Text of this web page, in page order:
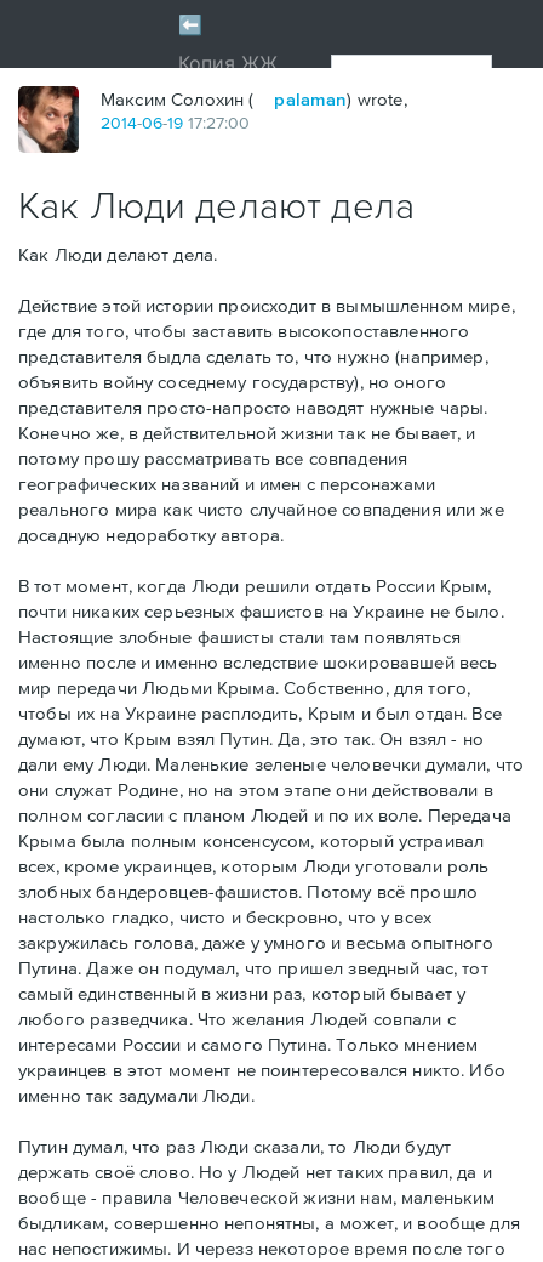
Максим Солохин ( palaman) wrote,
2014-06-19 17:27:00
Как Люди делают дела
Как Люди делают дела.
Действие этой истории происходит в вымышленном мире,
где для того, чтобы заставить высокопоставленного
представителя быдла сделать то, что нужно (например,
объявить войну соседнему государству), но оного
представителя просто-напросто наводят нужные чары.
Конечно же, в действительной жизни так не бывает, и
потому прошу рассматривать все совпадения
географических названий и имен с персонажами
реального мира как чисто случайное совпадения или же
досадную недоработку автора.
В тот момент, когда Люди решили отдать России Крым,
почти никаких серьезных фашистов на Украине не было.
Настоящие злобные фашисты стали там появляться
именно после и именно вследствие шокировавшей весь
мир передачи Людьми Крыма. Собственно, для того,
чтобы их на Украине расплодить, Крым и был отдан. Все
думают, что Крым взял Путин. Да, это так. Он взял - но
дали ему Люди. Маленькие зеленые человечки думали, что
они служат Родине, но на этом этапе они действовали в
полном согласии с планом Людей и по их воле. Передача
Крыма была полным консенсусом, который устраивал
всех, кроме украинцев, которым Люди уготовали роль
злобных бандеровцев-фашистов. Потому всё прошло
настолько гладко, чисто и бескровно, что у всех
закружилась голова, даже у умного и весьма опытного
Путина. Даже он подумал, что пришел зведный час, тот
самый единственный в жизни раз, который бывает у
любого разведчика. Что желания Людей совпали с
интересами России и самого Путина. Только мнением
украинцев в этот момент не поинтересовался никто. Ибо
именно так задумали Люди.
Путин думал, что раз Люди сказали, то Люди будут
держать своё слово. Но у Людей нет таких правил, да и
вообще - правила Человеческой жизни нам, маленьким
быдликам, совершенно непонятны, а может, и вообще для
нас непостижимы. И черезз некоторое время после того